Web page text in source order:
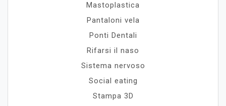
Mastoplastica
Pantaloni vela
Ponti Dentali
Rifarsi il naso
Sistema nervoso
Social eating
Stampa 3D